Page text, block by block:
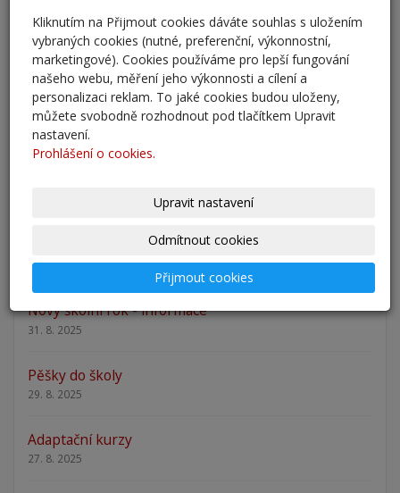
Přestup žáků do 6. ročníku na naši školu pro školní
rok 2026/202
25. 5. 2026
Odlišná organizace školního roku 2025/2026
27. 2. 2026
14. 1. 2026
Nový školní rok - informace
31. 8. 2025
Pěšky do školy
29. 8. 2025
Adaptační kurzy
27. 8. 2025
Kliknutím na Přijmout cookies dáváte souhlas s uložením
vybraných cookies (nutné, preferenční, výkonnostní,
marketingové). Cookies používáme pro lepší fungování
našeho webu, měření jeho výkonnosti a cílení a
personalizaci reklam. To jaké cookies budou uloženy,
můžete svobodně rozhodnout pod tlačítkem Upravit
nastavení.
Prohlášení o cookies.
Upravit nastavení
Odmítnout cookies
Přijmout cookies